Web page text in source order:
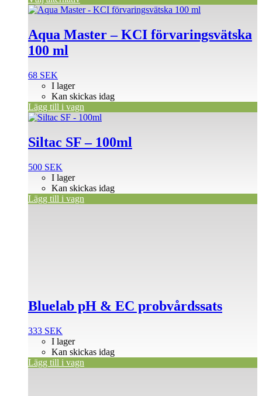
Aqua Master – KCI förvaringsvätska
100 ml
68 SEK
I lager
Kan skickas idag
Lägg till i vagn
Siltac SF – 100ml
500 SEK
I lager
Kan skickas idag
Lägg till i vagn
Bluelab pH & EC probvårdssats
333 SEK
I lager
Kan skickas idag
Lägg till i vagn